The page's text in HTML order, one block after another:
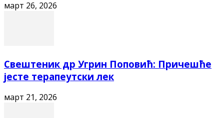
март 26, 2026
Свештеник др Угрин Поповић: Причешће
јесте терапеутски лек
март 21, 2026